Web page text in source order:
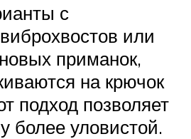
с
или
приманок,
на крючок
подход позволяет
более уловистой.